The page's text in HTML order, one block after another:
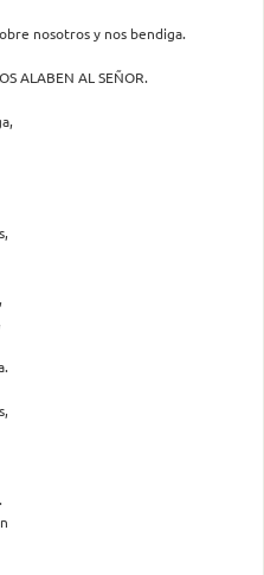
nosotros y nos bendiga.
ALABEN AL SEÑOR.